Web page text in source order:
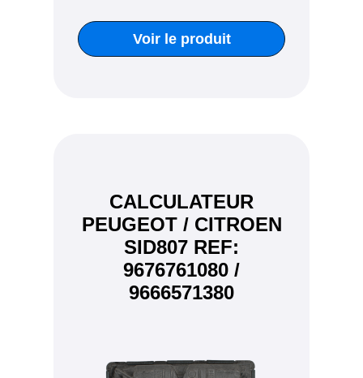
Voir le produit
CALCULATEUR
PEUGEOT / CITROEN
SID807 REF:
9676761080 /
9666571380